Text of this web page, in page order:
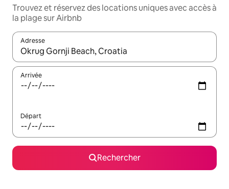
Trouvez et réservez des locations uniques avec accès à
la plage sur Airbnb
Adresse
Lorsque les résultats s'affichent, utilisez les flèches vers le
Arrivée
Départ
Rechercher